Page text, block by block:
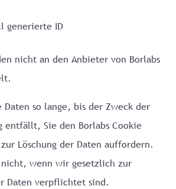
generierte ID
nicht an den Anbieter von Borlabs
so lange, bis der Zweck der
entfällt, Sie den Borlabs Cookie
Löschung der Daten auffordern.
wenn wir gesetzlich zur
Daten verpflichtet sind.